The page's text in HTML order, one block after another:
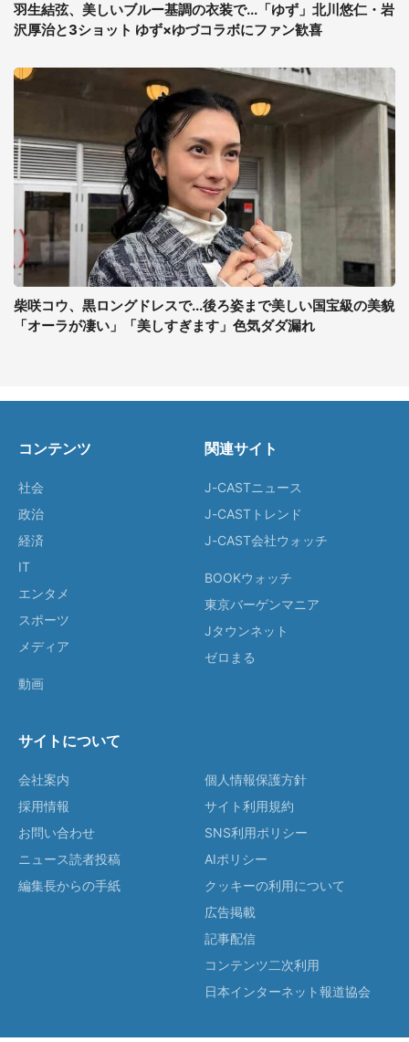
羽生結弦、美しいブルー基調の衣装で...「ゆず」北川悠仁・岩
沢厚治と3ショット ゆず×ゆづコラボにファン歓喜
柴咲コウ、黒ロングドレスで...後ろ姿まで美しい国宝級の美貌
「オーラが凄い」「美しすぎます」色気ダダ漏れ
コンテンツ
社会
政治
経済
IT
エンタメ
スポーツ
メディア
動画
関連サイト
J-CASTニュース
J-CASTトレンド
J-CAST会社ウォッチ
BOOKウォッチ
東京バーゲンマニア
Jタウンネット
ゼロまる
サイトについて
会社案内
採用情報
お問い合わせ
ニュース読者投稿
編集長からの手紙
個人情報保護方針
サイト利用規約
SNS利用ポリシー
AIポリシー
クッキーの利用について
広告掲載
記事配信
コンテンツ二次利用
日本インターネット報道協会